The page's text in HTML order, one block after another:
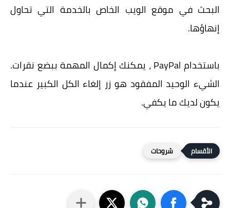
البحث في موقع الويب الخاص بالخدمة التي تحاول
إنهاؤها.
باستخدام PayPal ، يمكنك إكمال المهمة ببضع نقرات.
الشيء الوحيد المفقود هو زر إلغاء الكل الكبير عندما
يكون لديك ما يكفي.
شروحات